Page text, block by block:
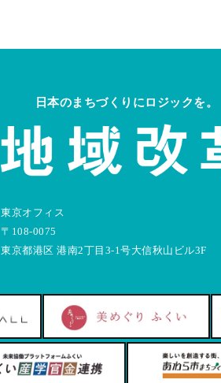
日本のまちづくりにロジックを。
東京オフィス
〒108-0075
東京都港区 港南2丁目3-1号大信秋山ビル3F